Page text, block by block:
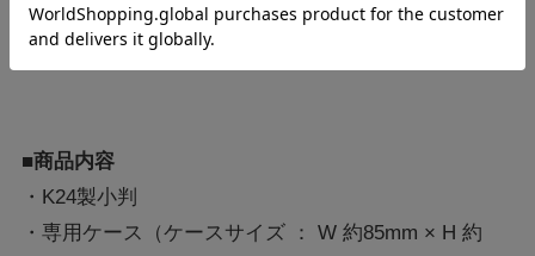
■販売期間
2026年2月20日 11時00分 ～ 2026年3月31日 17時00分
■商品内容
・K24製小判
・専用ケース（ケースサイズ ： W 約85mm × H 約